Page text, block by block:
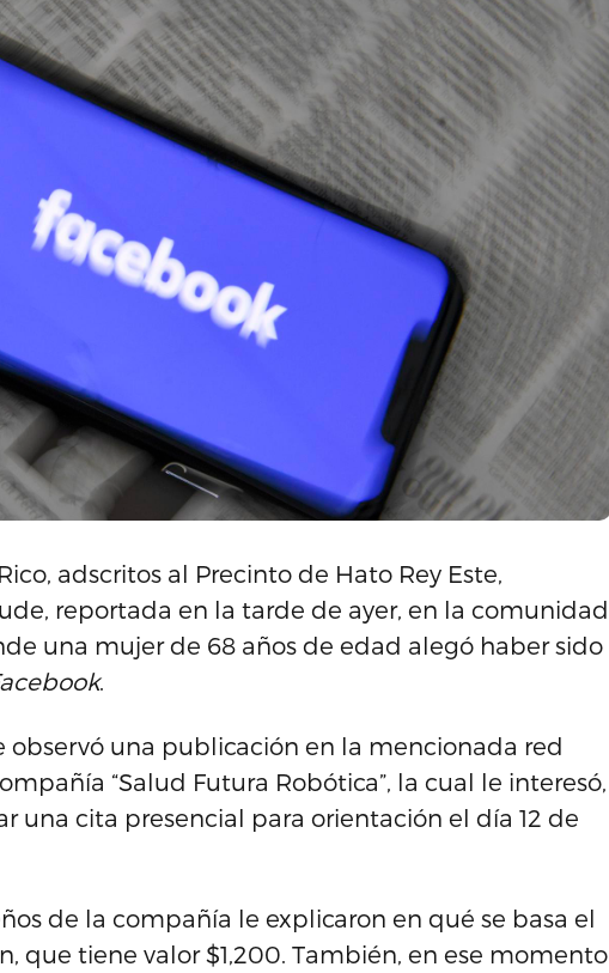
adscritos al Precinto de Hato Rey Este,
reportada en la tarde de ayer, en la comunidad
una mujer de 68 años de edad alegó haber sido
.
una publicación en la mencionada red
“Salud Futura Robótica”, la cual le interesó,
una cita presencial para orientación el día 12 de
de la compañía le explicaron en qué se basa el
que tiene valor $1,200. También, en ese momento